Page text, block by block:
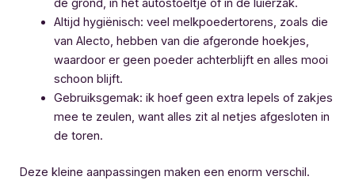
de grond, in het autostoeltje of in de luierzak.
Altijd hygiënisch: veel melkpoedertorens, zoals die
van Alecto, hebben van die afgeronde hoekjes,
waardoor er geen poeder achterblijft en alles mooi
schoon blijft.
Gebruiksgemak: ik hoef geen extra lepels of zakjes
mee te zeulen, want alles zit al netjes afgesloten in
de toren.
Deze kleine aanpassingen maken een enorm verschil.